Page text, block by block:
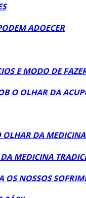
ADOECER
E MODO DE
O OLHAR DA
DA
MEDICINA
OS NOSSOS